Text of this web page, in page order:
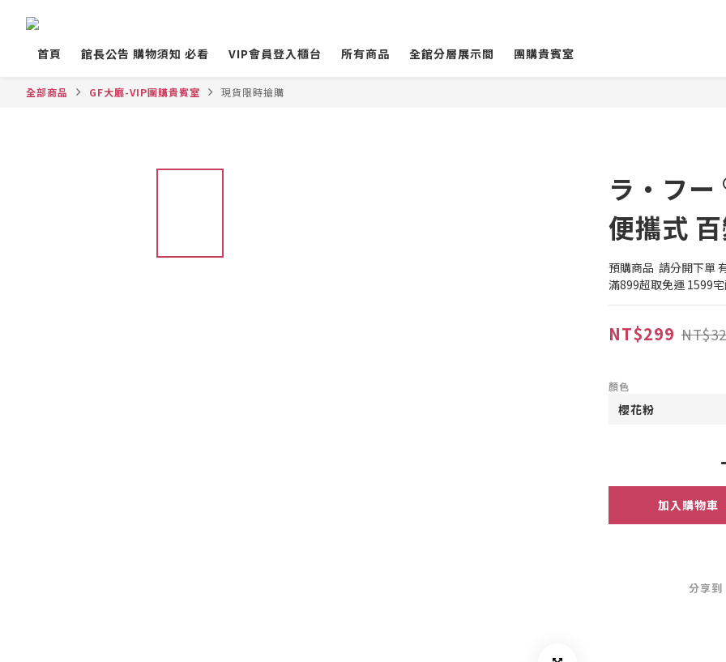
首頁 館長公告 購物須知 必看 VIP會員登入櫃台 所有商品 全館分層展示間 團購貴賓室
全部商品 GF大廳-VIP團購貴賓室 現貨限時搶購
ラ・フー
便攜式
預購商品  請分開下單
滿899超取免運 1599
NT$299
顏色
加入購物車
分享到